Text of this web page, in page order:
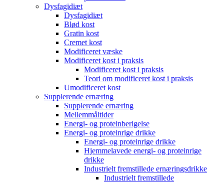
Dysfagidiæt
Dysfagidiæt
Blød kost
Gratin kost
Cremet kost
Modificeret væske
Modificeret kost i praksis
Modificeret kost i praksis
Teori om modificeret kost i praksis
Umodificeret kost
Supplerende ernæring
Supplerende ernæring
Mellemmåltider
Energi- og proteinberigelse
Energi- og proteinrige drikke
Energi- og proteinrige drikke
Hjemmelavede energi- og proteinrige
drikke
Industrielt fremstillede ernæringsdrikke
Industrielt fremstillede